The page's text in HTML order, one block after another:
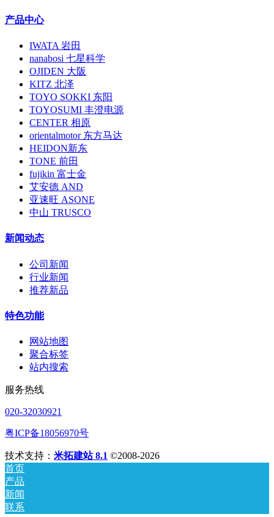
产品中心
IWATA 岩田
nanabosi 七星科学
OJIDEN 大阪
KITZ 北泽
TOYO SOKKI 东阳
TOYOSUMI 丰澄电源
CENTER 相原
orientalmotor 东方马达
HEIDON新东
TONE 前田
fujikin 富士金
艾安德 AND
亚速旺 ASONE
中山 TRUSCO
新闻动态
公司新闻
行业新闻
推荐新品
特色功能
网站地图
聚合标签
站内搜索
服务热线
020-32030921
粤ICP备18056970号
技术支持： 米拓建站 8.1 ©2008-2026
首页
产品
新闻
联系